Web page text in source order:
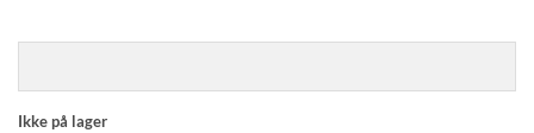
Ikke på lager